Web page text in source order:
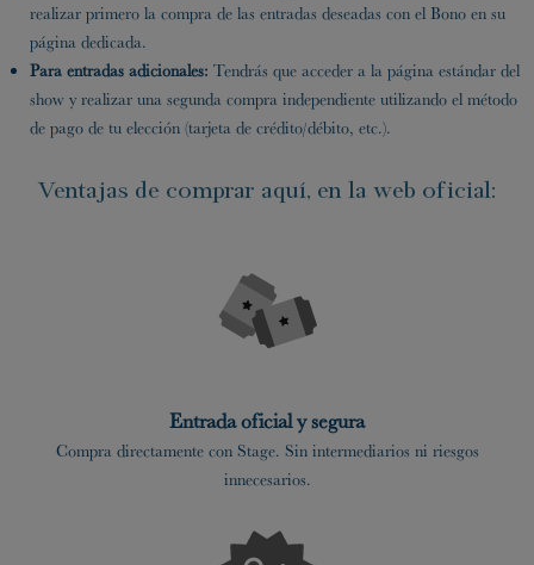
realizar primero la compra de las entradas deseadas con el Bono en su
página dedicada.
Para entradas adicionales: Tendrás que acceder a la página estándar del
show y realizar una segunda compra independiente utilizando el método
de pago de tu elección (tarjeta de crédito/débito, etc.).
Ventajas de comprar aquí, en la web oficial:
Entrada oficial y segura
Compra directamente con Stage. Sin intermediarios ni riesgos
innecesarios.